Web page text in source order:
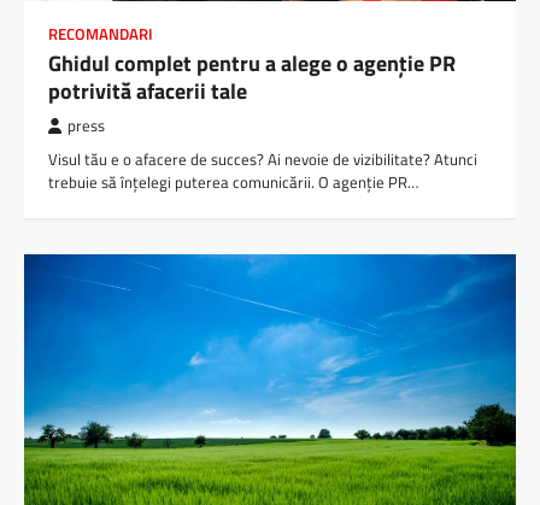
RECOMANDARI
Ghidul complet pentru a alege o agenție PR
potrivită afacerii tale
press
Visul tău e o afacere de succes? Ai nevoie de vizibilitate? Atunci
trebuie să înțelegi puterea comunicării. O agenție PR…